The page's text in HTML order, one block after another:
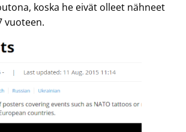
koska he eivät olleet nähneet
vuoteen.